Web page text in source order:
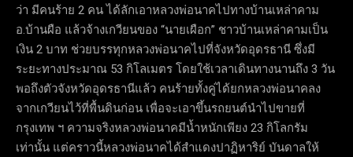
ว่า มีคนร้าย 2 คน ได้ลักเอาหลวงพ่อนาคไปทางบ้านเหล่าคาม
อ.บ้านผือ แล้วจ้างเกวียนของ “นายเผือก” ชาวบ้านเหล่าคามเป็น
เงิน 2 บาท ช่วยบรรทุกหลวงพ่อนาคไปที่จังหวัดอุดรธานี ซึ่งมี
ระยะทางประมาณ 53 กิโลเมตร โดยใช้เวลาเดินทางนานถึง 3 วัน
พอถึงตัวจังหวัดอุดรธานีแล้ว คนร้ายทั้งคู่ได้ยกหลวงพ่อนาคลง
จากเกวียนไว้ที่พื้นดินก่อน เพื่อจะเอาขึ้นรถยนต์นำไปขายที่
กรุงเทพ ฯ ความจริงหลวงพ่อนาคมีน้ำหนักเพียง 23 กิโลกรัม
เท่านั้น แต่คราวนี้หลวงพ่อนาคได้สำแดงปาฏิหาริย์ บันดาลให้